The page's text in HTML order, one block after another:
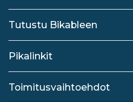
Tutustu Bikableen
Pikalinkit
Toimitusvaihtoehdot